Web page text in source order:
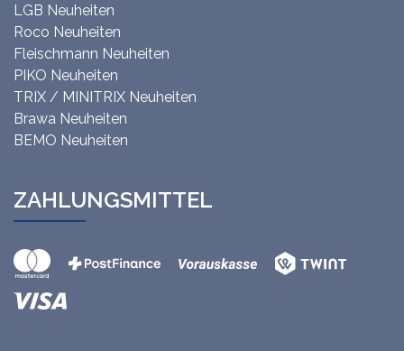
LGB Neuheiten
Roco Neuheiten
Fleischmann Neuheiten
PIKO Neuheiten
TRIX / MINITRIX Neuheiten
Brawa Neuheiten
BEMO Neuheiten
ZAHLUNGSMITTEL